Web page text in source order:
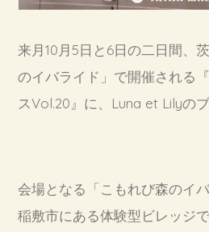
来月10月5日と6日の二日間、
のイバライド」で開催される
スVol.20』に、Luna et Lilyの
会場となる「こもれび森のイ
稲敷市にある体験型ビレッジ